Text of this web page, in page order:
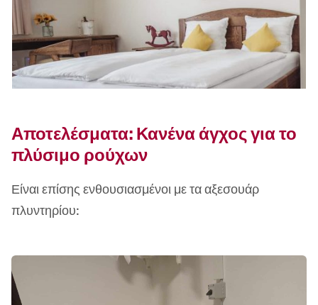
Αποτελέσματα: Κανένα άγχος για το
πλύσιμο ρούχων
Είναι επίσης ενθουσιασμένοι με τα αξεσουάρ
πλυντηρίου: